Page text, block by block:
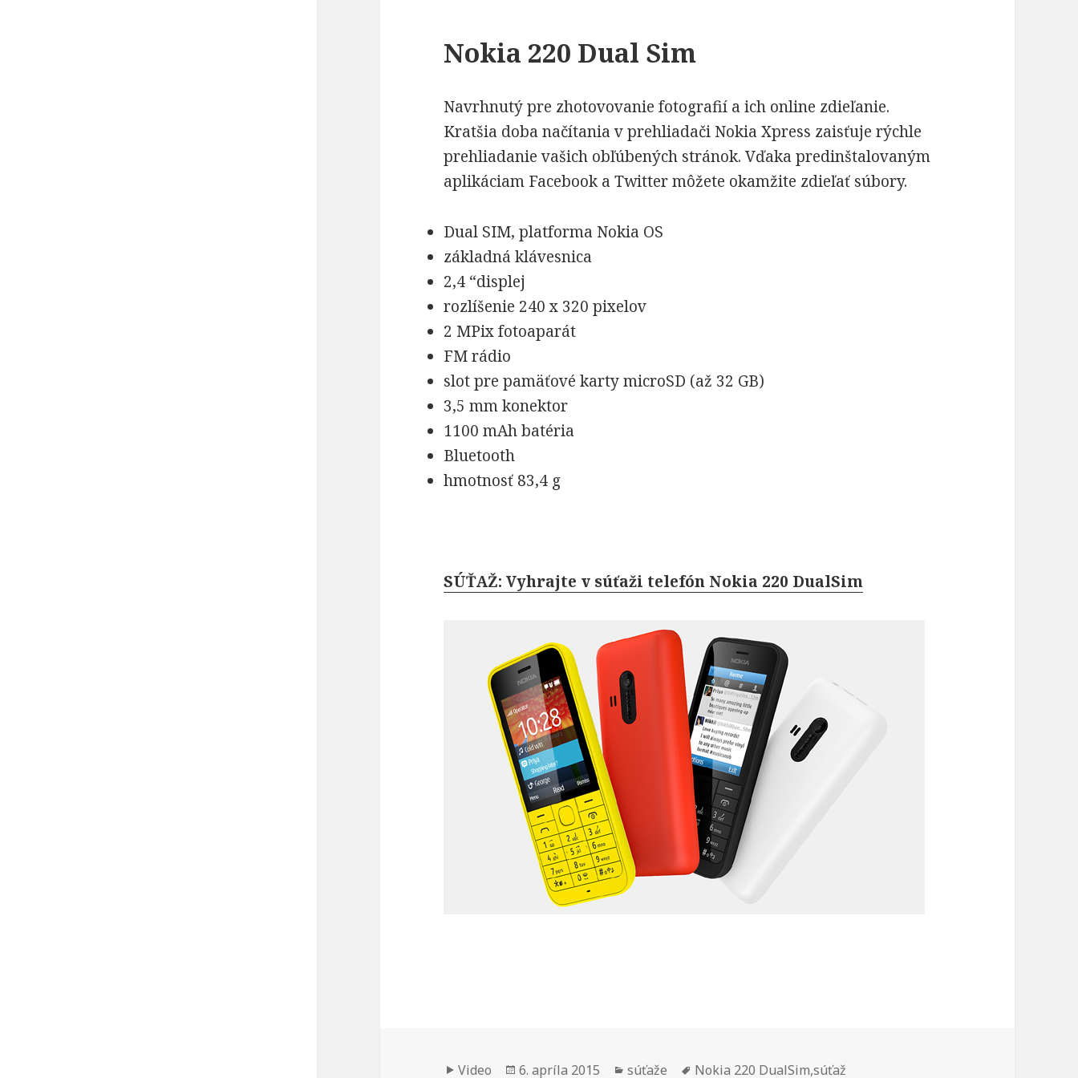
Nokia 220 Dual Sim
Navrhnutý pre zhotovovanie fotografií a ich online zdieľanie.
Kratšia doba načítania v prehliadači Nokia Xpress zaisťuje rýchle
prehliadanie vašich obľúbených stránok. Vďaka predinštalovaným
aplikáciam Facebook a Twitter môžete okamžite zdieľať súbory.
Dual SIM, platforma Nokia OS
základná klávesnica
2,4 “displej
rozlíšenie 240 x 320 pixelov
2 MPix fotoaparát
FM rádio
slot pre pamäťové karty microSD (až 32 GB)
3,5 mm konektor
1100 mAh batéria
Bluetooth
hmotnosť 83,4 g
SÚŤAŽ: Vyhrajte v súťaži telefón Nokia 220 DualSim
Formát
Video Publikované
6. apríla 2015 Kategórie
súťaže Značky
Nokia 220 DualSim,súťaž